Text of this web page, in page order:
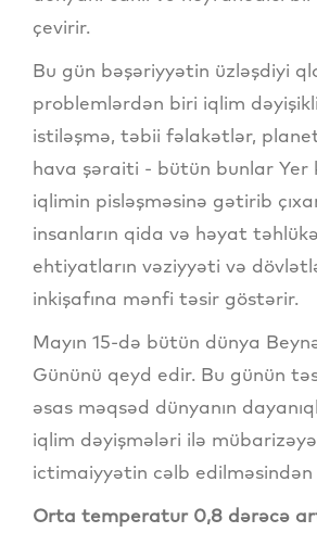
çevirir.
Bu gün bəşəriyyətin üzləşdiyi
problemlərdən biri iqlim
istiləşmə, təbii fəlakətlər,
hava şəraiti - bütün bunlar Yer
iqlimin pisləşməsinə gətirib
insanların qida və həyat
ehtiyatların vəziyyəti və
inkişafına mənfi təsir göstərir.
Mayın 15-də bütün dünya
Gününü qeyd edir. Bu günün
əsas məqsəd dünyanın
iqlim dəyişmələri ilə
ictimaiyyətin cəlb
Orta temperatur 0,8 dərəcə